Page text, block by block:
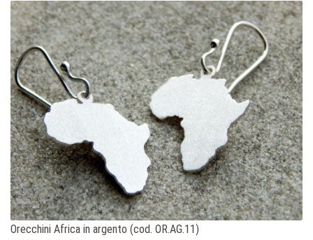
Orecchini Africa in argento (cod. OR.AG.11)